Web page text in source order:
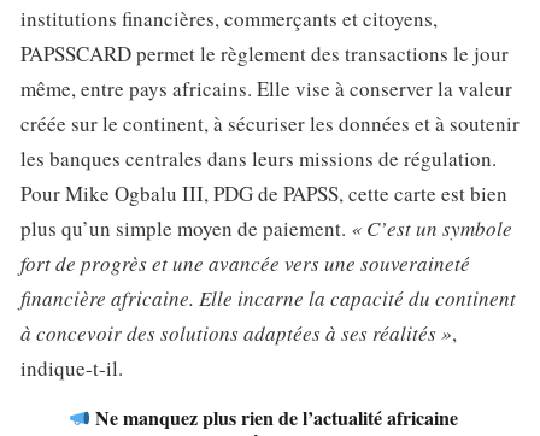
institutions financières, commerçants et citoyens,
PAPSSCARD permet le règlement des transactions le jour
même, entre pays africains. Elle vise à conserver la valeur
créée sur le continent, à sécuriser les données et à soutenir
les banques centrales dans leurs missions de régulation.
Pour Mike Ogbalu III, PDG de PAPSS, cette carte est bien
plus qu’un simple moyen de paiement. « C’est un symbole
fort de progrès et une avancée vers une souveraineté
financière africaine. Elle incarne la capacité du continent
à concevoir des solutions adaptées à ses réalités »,
indique-t-il.
Ne manquez plus rien de l’actualité africaine